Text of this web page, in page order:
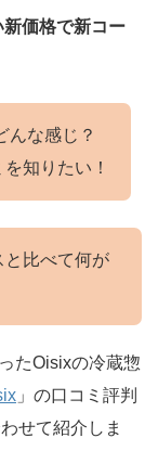
価格で新コー
んな感じ？
知りたい！
と比べて何が
たOisixの冷蔵惣
」の口コミ評判
せて紹介しま